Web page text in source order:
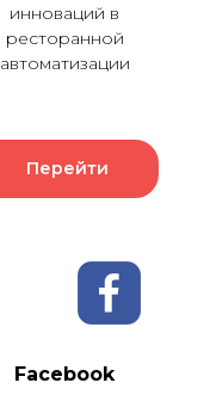
инноваций в
ресторанной
автоматизации
Перейти
Facebook